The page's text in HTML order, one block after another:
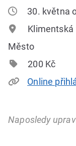
30. května
Klimentská
Město
200 Kč
Online
Naposledy